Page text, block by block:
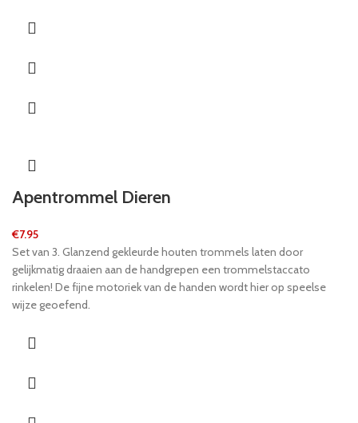
Apentrommel Dieren
€7.95
Set van 3. Glanzend gekleurde houten trommels laten door
gelijkmatig draaien aan de handgrepen een trommelstaccato
rinkelen! De fijne motoriek van de handen wordt hier op speelse
wijze geoefend.